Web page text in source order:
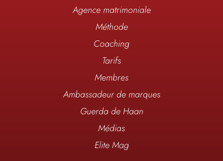
Agence matrimoniale
Méthode
Coaching
Tarifs
Membres
Ambassadeur de marques
Guerda de Haan
Médias
Elite Mag